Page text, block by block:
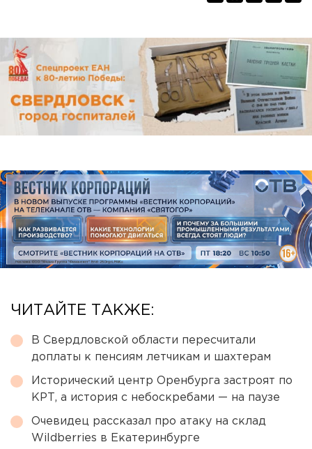
ЧИТАЙТЕ ТАКЖЕ:
В Свердловской области пересчитали
доплаты к пенсиям летчикам и шахтерам
Исторический центр Оренбурга застроят по
КРТ, а история с небоскребами — на паузе
Очевидец рассказал про атаку на склад
Wildberries в Екатеринбурге